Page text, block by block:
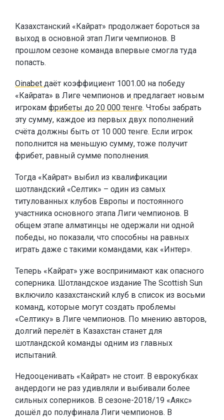
Казахстанский «Кайрат» продолжает бороться за
выход в основной этап Лиги чемпионов. В
прошлом сезоне команда впервые смогла туда
попасть.
Oinabet даёт коэффициент 1001.00 на победу
«Кайрата» в Лиге чемпионов и предлагает новым
игрокам фрибеты до 20 000 тенге. Чтобы забрать
эту сумму, каждое из первых двух пополнений
счёта должны быть от 10 000 тенге. Если игрок
пополнится на меньшую сумму, тоже получит
фрибет, равный сумме пополнения.
Тогда «Кайрат» выбил из квалификации
шотландский «Селтик» – один из самых
титулованных клубов Европы и постоянного
участника основного этапа Лиги чемпионов. В
общем этапе алматинцы не одержали ни одной
победы, но показали, что способны на равных
играть даже с такими командами, как «Интер».
Теперь «Кайрат» уже воспринимают как опасного
соперника. Шотландское издание The Scottish Sun
включило казахстанский клуб в список из восьми
команд, которые могут создать проблемы
«Селтику» в Лиге чемпионов. По мнению авторов,
долгий перелёт в Казахстан станет для
шотландской команды одним из главных
испытаний.
Недооценивать «Кайрат» не стоит. В еврокубках
андердоги не раз удивляли и выбивали более
сильных соперников. В сезоне-2018/19 «Аякс»
дошёл до полуфинала Лиги чемпионов. В